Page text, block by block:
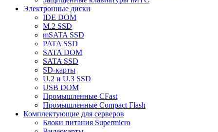
Электронные диски
IDE DOM
M.2 SSD
mSATA SSD
PATA SSD
SATA DOM
SATA SSD
SD-карты
U.2 и U.3 SSD
USB DOM
Промышленные CFast
Промышленные Compact Flash
Комплектующие для серверов
Блоки питания Supermicro